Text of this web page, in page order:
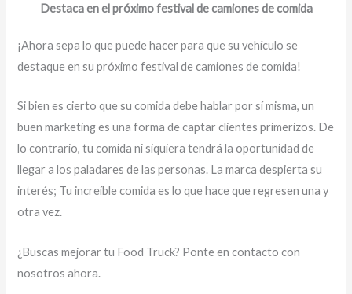
Destaca en el próximo festival de camiones de comida
¡Ahora sepa lo que puede hacer para que su vehículo se
destaque en su próximo festival de camiones de comida!
Si bien es cierto que su comida debe hablar por sí misma, un
buen marketing es una forma de captar clientes primerizos. De
lo contrario, tu comida ni siquiera tendrá la oportunidad de
llegar a los paladares de las personas. La marca despierta su
interés; Tu increíble comida es lo que hace que regresen una y
otra vez.
¿Buscas mejorar tu Food Truck? Ponte en contacto con
nosotros ahora.